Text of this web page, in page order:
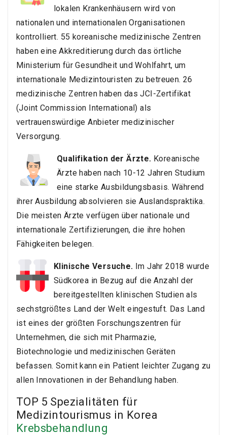
lokalen Krankenhäusern wird von
nationalen und internationalen Organisationen
kontrolliert. 55 koreanische medizinische Zentren
haben eine Akkreditierung durch das örtliche
Ministerium für Gesundheit und Wohlfahrt, um
internationale Medizintouristen zu betreuen. 26
medizinische Zentren haben das JCI-Zertifikat
(Joint Commission International) als
vertrauenswürdige Anbieter medizinischer
Versorgung.
Qualifikation der Ärzte. Koreanische
Ärzte haben nach 10-12 Jahren Studium
eine starke Ausbildungsbasis. Während
ihrer Ausbildung absolvieren sie Auslandspraktika.
Die meisten Ärzte verfügen über nationale und
internationale Zertifizierungen, die ihre hohen
Fähigkeiten belegen.
Klinische Versuche. Im Jahr 2018 wurde
Südkorea in Bezug auf die Anzahl der
bereitgestellten klinischen Studien als
sechstgrößtes Land der Welt eingestuft. Das Land
ist eines der größten Forschungszentren für
Unternehmen, die sich mit Pharmazie,
Biotechnologie und medizinischen Geräten
befassen. Somit kann ein Patient leichter Zugang zu
allen Innovationen in der Behandlung haben.
TOP 5 Spezialitäten für
Medizintourismus in Korea
Krebsbehandlung